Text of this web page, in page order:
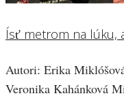
Ísť metrom na lúku,
Autori: Erika
Veronika Kahánková